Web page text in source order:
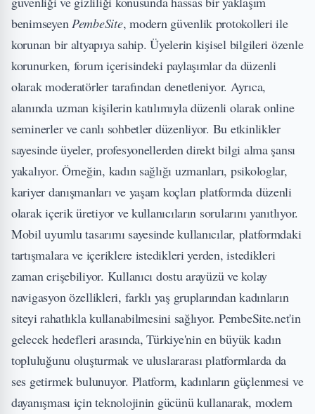
benimseyenPembeSite, modern güvenlik protokolleri ile
korunan bir altyapıya sahip. Üyelerin kişisel bilgileri özenle
korunurken, forum içerisindeki paylaşımlar da düzenli
olarak moderatörler tarafından denetleniyor. Ayrıca,
alanında uzman kişilerin katılımıyla düzenli olarak online
seminerler ve canlı sohbetler düzenliyor. Bu etkinlikler
sayesinde üyeler, profesyonellerden direkt bilgi alma şansı
yakalıyor. Örneğin, kadın sağlığı uzmanları, psikologlar,
kariyer danışmanları ve yaşam koçları platformda düzenli
olarak içerik üretiyor ve kullanıcıların sorularını yanıtlıyor.
Mobil uyumlu tasarımı sayesinde kullanıcılar, platformdaki
tartışmalara ve içeriklere istedikleri yerden, istedikleri
zaman erişebiliyor. Kullanıcı dostu arayüzü ve kolay
navigasyon özellikleri, farklı yaş gruplarından kadınların
siteyi rahatlıkla kullanabilmesini sağlıyor. PembeSite.net'in
gelecek hedefleri arasında, Türkiye'nin en büyük kadın
topluluğunu oluşturmak ve uluslararası platformlarda da
ses getirmek bulunuyor. Platform, kadınların güçlenmesi ve
dayanışması için teknolojinin gücünü kullanarak, modern